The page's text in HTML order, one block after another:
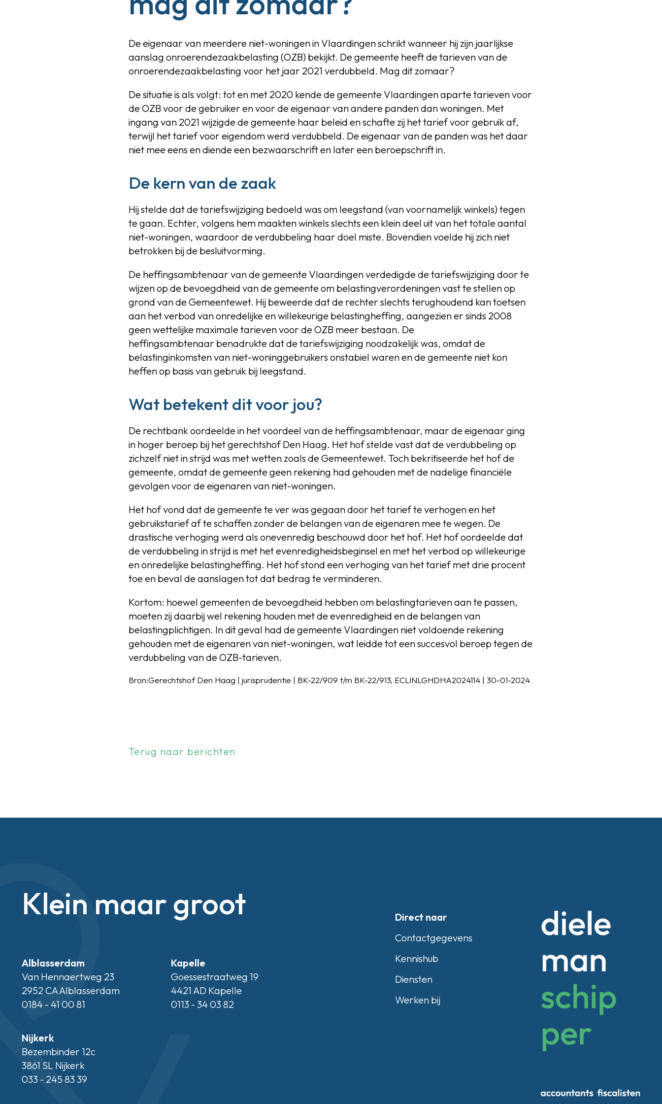
De eigenaar van meerdere niet-woningen in Vlaardingen schrikt wanneer hij zijn jaarlijkse
aanslag onroerendezaakbelasting (OZB) bekijkt. De gemeente heeft de tarieven van de
onroerendezaakbelasting voor het jaar 2021 verdubbeld. Mag dit zomaar?
De situatie is als volgt: tot en met 2020 kende de gemeente Vlaardingen aparte tarieven voor
de OZB voor de gebruiker en voor de eigenaar van andere panden dan woningen. Met
ingang van 2021 wijzigde de gemeente haar beleid en schafte zij het tarief voor gebruik af,
terwijl het tarief voor eigendom werd verdubbeld. De eigenaar van de panden was het daar
niet mee eens en diende een bezwaarschrift en later een beroepschrift in.
De kern van de zaak
Hij stelde dat de tariefswijziging bedoeld was om leegstand (van voornamelijk winkels) tegen
te gaan. Echter, volgens hem maakten winkels slechts een klein deel uit van het totale aantal
niet-woningen, waardoor de verdubbeling haar doel miste. Bovendien voelde hij zich niet
betrokken bij de besluitvorming.
De heffingsambtenaar van de gemeente Vlaardingen verdedigde de tariefswijziging door te
wijzen op de bevoegdheid van de gemeente om belastingverordeningen vast te stellen op
grond van de Gemeentewet. Hij beweerde dat de rechter slechts terughoudend kan toetsen
aan het verbod van onredelijke en willekeurige belastingheffing, aangezien er sinds 2008
geen wettelijke maximale tarieven voor de OZB meer bestaan. De
heffingsambtenaar benadrukte dat de tariefswijziging noodzakelijk was, omdat de
belastinginkomsten van niet-woninggebruikers onstabiel waren en de gemeente niet kon
heffen op basis van gebruik bij leegstand.
Wat betekent dit voor jou?
De rechtbank oordeelde in het voordeel van de heffingsambtenaar, maar de eigenaar ging
in hoger beroep bij het gerechtshof Den Haag. Het hof stelde vast dat de verdubbeling op
zichzelf niet in strijd was met wetten zoals de Gemeentewet. Toch bekritiseerde het hof de
gemeente, omdat de gemeente geen rekening had gehouden met de nadelige financiële
gevolgen voor de eigenaren van niet-woningen.
Het hof vond dat de gemeente te ver was gegaan door het tarief te verhogen en het
gebruikstarief af te schaffen zonder de belangen van de eigenaren mee te wegen. De
drastische verhoging werd als onevenredig beschouwd door het hof. Het hof oordeelde dat
de verdubbeling in strijd is met het evenredigheidsbeginsel en met het verbod op willekeurige
en onredelijke belastingheffing. Het hof stond een verhoging van het tarief met drie procent
toe en beval de aanslagen tot dat bedrag te verminderen.
Kortom: hoewel gemeenten de bevoegdheid hebben om belastingtarieven aan te passen,
moeten zij daarbij wel rekening houden met de evenredigheid en de belangen van
belastingplichtigen. In dit geval had de gemeente Vlaardingen niet voldoende rekening
gehouden met de eigenaren van niet-woningen, wat leidde tot een succesvol beroep tegen de
verdubbeling van de OZB-tarieven.
Bron:Gerechtshof Den Haag | jurisprudentie | BK-22/909 t/m BK-22/913, ECLINLGHDHA2024114 | 30-01-2024
Terug naar berichten
Klein maar groot
Alblasserdam
Van Hennaertweg 23
2952 CA Alblasserdam
0184 - 41 00 81
Kapelle
Goessestraatweg 19
4421 AD Kapelle
0113 - 34 03 82
Nijkerk
Bezembinder 12c
3861 SL Nijkerk
033 - 245 83 39
Direct naar
Contactgegevens
Kennishub
Diensten
Werken bij